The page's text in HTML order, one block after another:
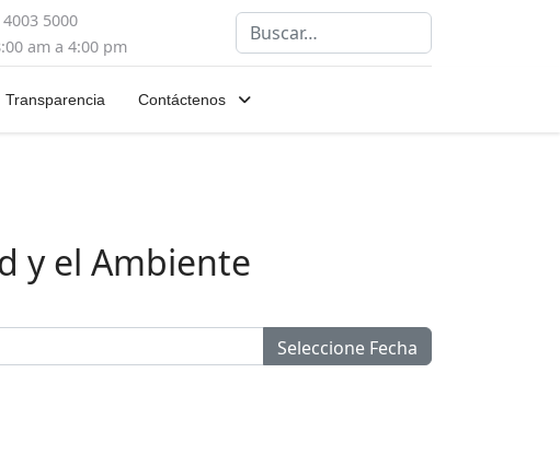
5000
am a 4:00 pm
Buscar
Transparencia Contáctenos
y el Ambiente
Seleccione Fecha